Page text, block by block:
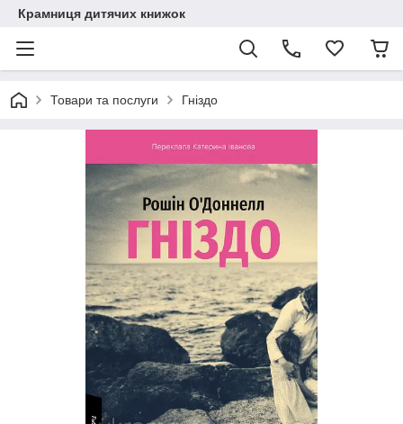
Крамниця дитячих книжок
Товари та послуги Гніздо